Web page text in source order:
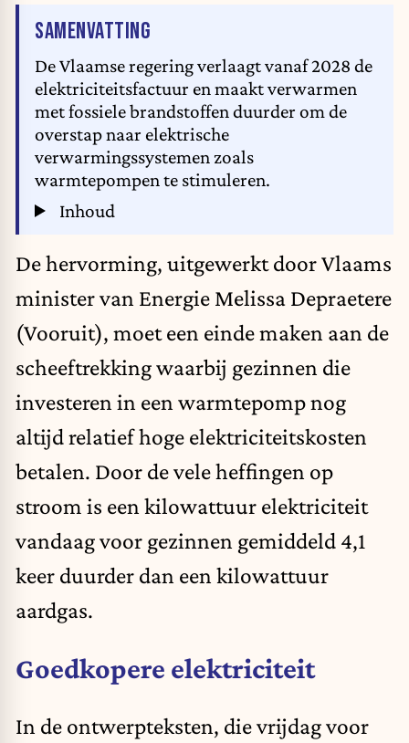
SAMENVATTING
De Vlaamse regering verlaagt vanaf 2028 de
elektriciteitsfactuur en maakt verwarmen
met fossiele brandstoffen duurder om de
overstap naar elektrische
verwarmingssystemen zoals
warmtepompen te stimuleren.
Inhoud
De hervorming, uitgewerkt door Vlaams
minister van Energie Melissa Depraetere
(Vooruit), moet een einde maken aan de
scheeftrekking waarbij gezinnen die
investeren in een warmtepomp nog
altijd relatief hoge elektriciteitskosten
betalen. Door de vele heffingen op
stroom is een kilowattuur elektriciteit
vandaag voor gezinnen gemiddeld 4,1
keer duurder dan een kilowattuur
aardgas.
Goedkopere elektriciteit
In de ontwerpteksten, die vrijdag voor